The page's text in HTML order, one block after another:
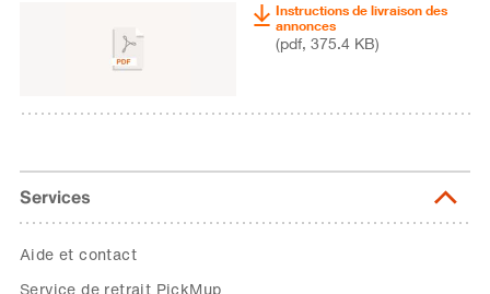
Instructions de livraison des
annonces
(pdf, 375.4 KB)
Services
Aide et contact
Service de retrait PickMup